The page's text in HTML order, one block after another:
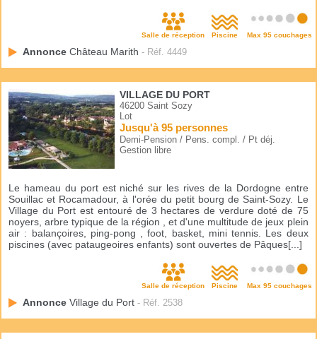
Salle de réception Piscine Max 95 couchages
Annonce Château Marith - Réf. 4449
VILLAGE DU PORT
46200 Saint Sozy
Lot
Jusqu'à 95 personnes
Demi-Pension / Pens. compl. / Pt déj.
Gestion libre
Le hameau du port est niché sur les rives de la Dordogne entre
Souillac et Rocamadour, à l'orée du petit bourg de Saint-Sozy. Le
Village du Port est entouré de 3 hectares de verdure doté de 75
noyers, arbre typique de la région , et d'une multitude de jeux plein
air : balançoires, ping-pong , foot, basket, mini tennis. Les deux
piscines (avec pataugeoires enfants) sont ouvertes de Pâques[...]
Salle de réception Piscine Max 95 couchages
Annonce Village du Port - Réf. 2538